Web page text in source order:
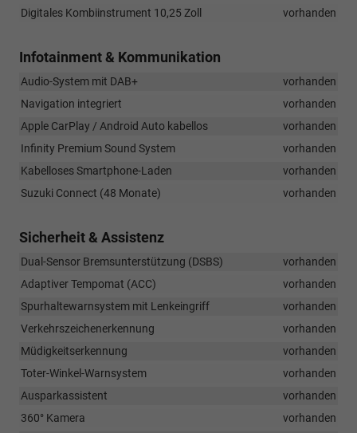
Digitales Kombiinstrument 10,25 Zoll
vorhanden
Infotainment & Kommunikation
Audio-System mit DAB+
vorhanden
Navigation integriert
vorhanden
Apple CarPlay / Android Auto kabellos
vorhanden
Infinity Premium Sound System
vorhanden
Kabelloses Smartphone-Laden
vorhanden
Suzuki Connect (48 Monate)
vorhanden
Sicherheit & Assistenz
Dual-Sensor Bremsunterstützung (DSBS)
vorhanden
Adaptiver Tempomat (ACC)
vorhanden
Spurhaltewarnsystem mit Lenkeingriff
vorhanden
Verkehrszeichenerkennung
vorhanden
Müdigkeitserkennung
vorhanden
Toter-Winkel-Warnsystem
vorhanden
Ausparkassistent
vorhanden
360° Kamera
vorhanden